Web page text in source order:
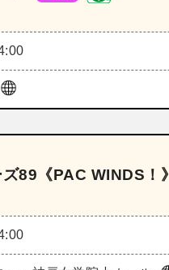
89《PAC WINDS！》